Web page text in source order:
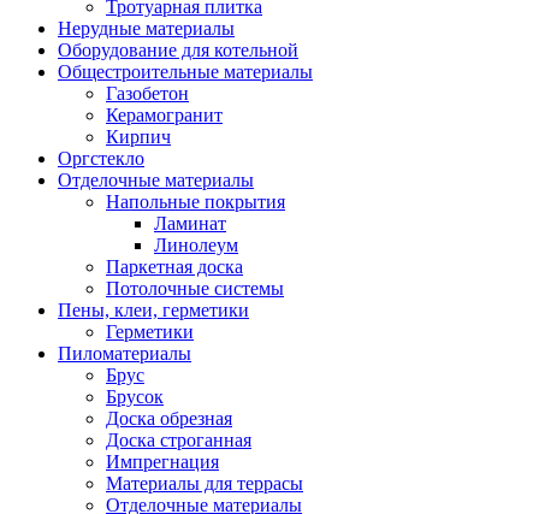
Тротуарная плитка
Нерудные материалы
Оборудование для котельной
Общестроительные материалы
Газобетон
Керамогранит
Кирпич
Оргстекло
Отделочные материалы
Напольные покрытия
Ламинат
Линолеум
Паркетная доска
Потолочные системы
Пены, клеи, герметики
Герметики
Пиломатериалы
Брус
Брусок
Доска обрезная
Доска строганная
Импрегнация
Материалы для террасы
Отделочные материалы